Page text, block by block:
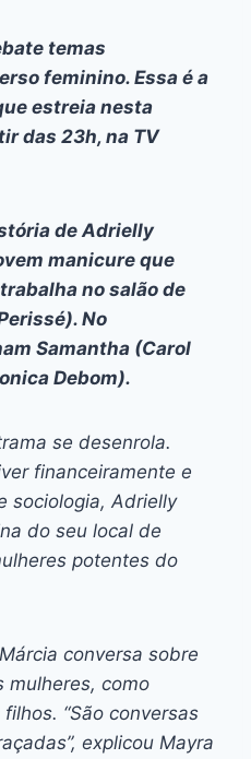
er
e
st dI
n
temas
feminino. Essa é a
estreia nesta
das 23h, na TV
de Adrielly
manicure que
no salão de
No
Samantha (Carol
Debom).
se desenrola.
financeiramente e
sociologia, Adrielly
do seu local de
potentes do
conversa sobre
mulheres, como
“São conversas
explicou Mayra